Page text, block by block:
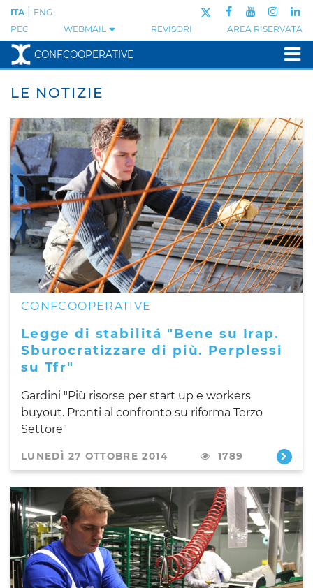
PEC WEBMAIL REVISORI AREA RISERVATA
ITA ENG
CONFCOOPERATIVE
LE NOTIZIE
CONFCOOPERATIVE
Legge di stabilitá "Bene su Irap.
Sburocratizzare di più. Perplessi
su Tfr"
Gardini "Più risorse per start up e workers
buyout. Pronti al confronto su riforma Terzo
Settore"
LUNEDÌ 27 OTTOBRE 2014 1789